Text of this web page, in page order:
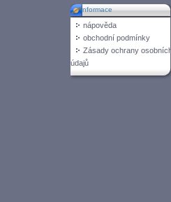
informace
nápověda
obchodní podmínky
Zásady ochrany osobních
údajů